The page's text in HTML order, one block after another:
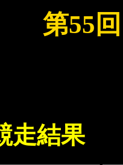
第55
結果